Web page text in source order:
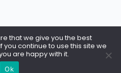
2026. Amigo do Cachorro
that we give you the best
continue to use this site we
are happy with it.
Ok